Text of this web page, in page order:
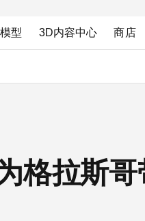
型 3D内容中心 商店
格拉斯哥